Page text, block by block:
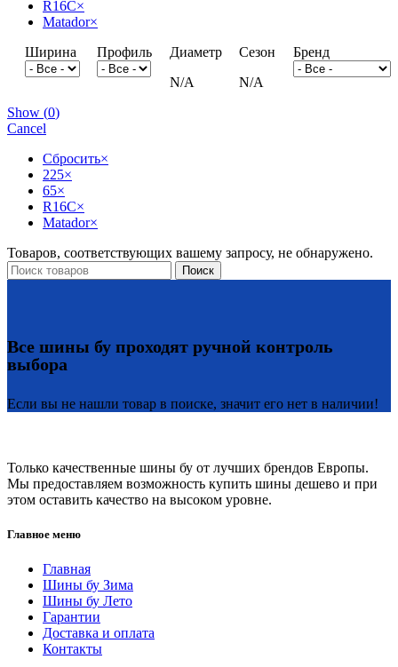
R16C×
Matador×
Ширина
Профиль
Диаметр
N/A
Сезон
N/A
Бренд
Show (0)
Cancel
Сбросить×
225×
65×
R16C×
Matador×
Товаров, соответствующих вашему запросу, не обнаружено.
Поиск
Все шины бу проходят ручной контроль
выбора
Если вы не нашли товар в поиске, значит его нет в наличии!
Только качественные шины бу от лучших брендов Европы.
Мы предоставляем возможность купить шины дешево и при
этом оставить качество на высоком уровне.
Главное меню
Главная
Шины бу Зима
Шины бу Лето
Гарантии
Доставка и оплата
Контакты